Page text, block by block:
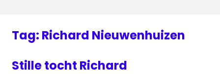
Tag: Richard Nieuwenhuizen
Stille tocht Richard